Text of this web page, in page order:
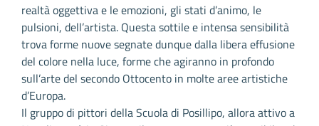
realtà oggettiva e le emozioni, gli stati d’animo, le
pulsioni, dell’artista. Questa sottile e intensa sensibilità
trova forme nuove segnate dunque dalla libera effusione
del colore nella luce, forme che agiranno in profondo
sull’arte del secondo Ottocento in molte aree artistiche
d’Europa.
Il gruppo di pittori della Scuola di Posillipo, allora attivo a